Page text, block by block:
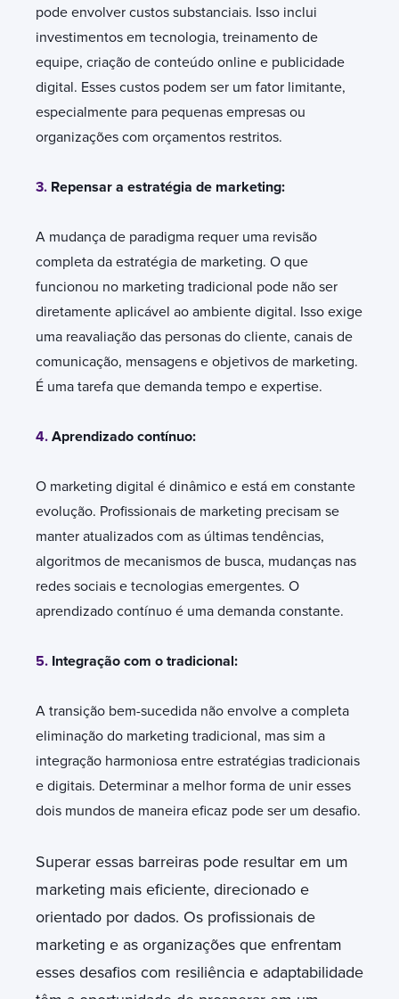
pode envolver custos substanciais. Isso inclui
investimentos em tecnologia, treinamento de
equipe, criação de conteúdo online e publicidade
digital. Esses custos podem ser um fator limitante,
especialmente para pequenas empresas ou
organizações com orçamentos restritos.
3. Repensar a estratégia de marketing:
A mudança de paradigma requer uma revisão
completa da estratégia de marketing. O que
funcionou no marketing tradicional pode não ser
diretamente aplicável ao ambiente digital. Isso exige
uma reavaliação das personas do cliente, canais de
comunicação, mensagens e objetivos de marketing.
É uma tarefa que demanda tempo e expertise.
4. Aprendizado contínuo:
O marketing digital é dinâmico e está em constante
evolução. Profissionais de marketing precisam se
manter atualizados com as últimas tendências,
algoritmos de mecanismos de busca, mudanças nas
redes sociais e tecnologias emergentes. O
aprendizado contínuo é uma demanda constante.
5. Integração com o tradicional:
A transição bem-sucedida não envolve a completa
eliminação do marketing tradicional, mas sim a
integração harmoniosa entre estratégias tradicionais
e digitais. Determinar a melhor forma de unir esses
dois mundos de maneira eficaz pode ser um desafio.
Superar essas barreiras pode resultar em um
marketing mais eficiente, direcionado e
orientado por dados. Os profissionais de
marketing e as organizações que enfrentam
esses desafios com resiliência e adaptabilidade